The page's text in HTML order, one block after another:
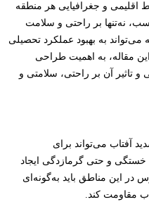
اقلیمی و جغرافیایی هر منطقه
نه‌تنها بر راحتی و سلامت
به بهبود عملکرد تحصیلی
مقاله، به اهمیت طراحی
تاثیر آن بر راحتی، سلامتی و
آفتاب می‌تواند برای
خستگی و حتی گرمازدگی ایجاد
در این مناطق باید به‌گونه‌ای
مقاومت کند.